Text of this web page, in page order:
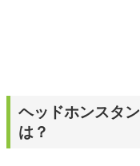
ヘッドホンスタ
は？